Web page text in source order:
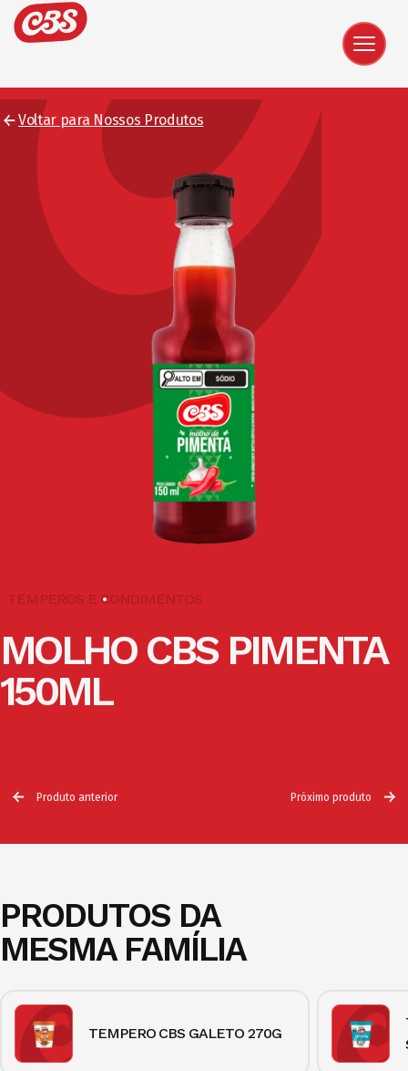
Produto anterior
Voltar para Nossos Produtos
TEMPEROS E CONDIMENTOS
MOLHO CBS PIMENTA
150ML
Próximo produto
PRODUTOS DA
MESMA FAMÍLIA
TEMPERO CBS GALETO 270G